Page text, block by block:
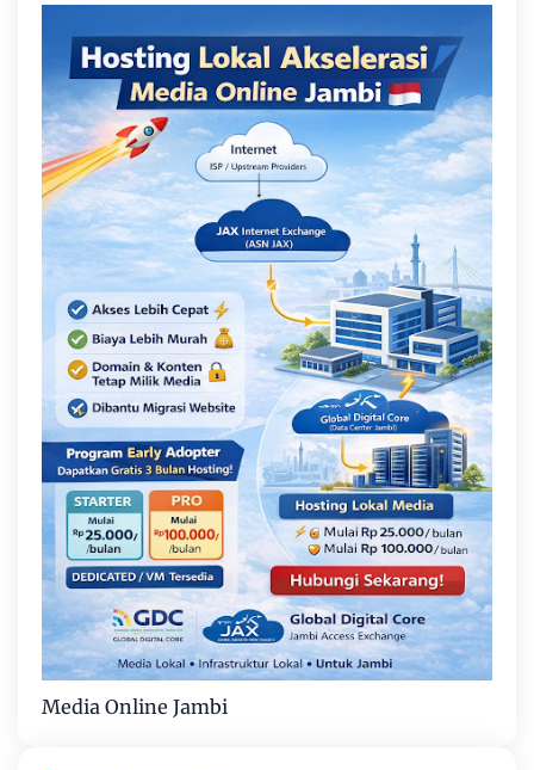
Media Online Jambi